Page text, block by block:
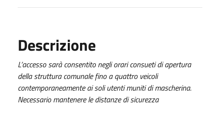
Descrizione
L’accesso sarà consentito negli orari consueti di apertura
della struttura comunale fino a quattro veicoli
contemporaneamente ai soli utenti muniti di mascherina.
Necessario mantenere le distanze di sicurezza